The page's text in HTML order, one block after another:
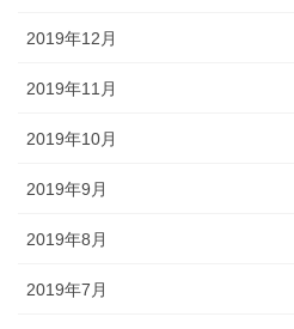
2019年12月
2019年11月
2019年10月
2019年9月
2019年8月
2019年7月